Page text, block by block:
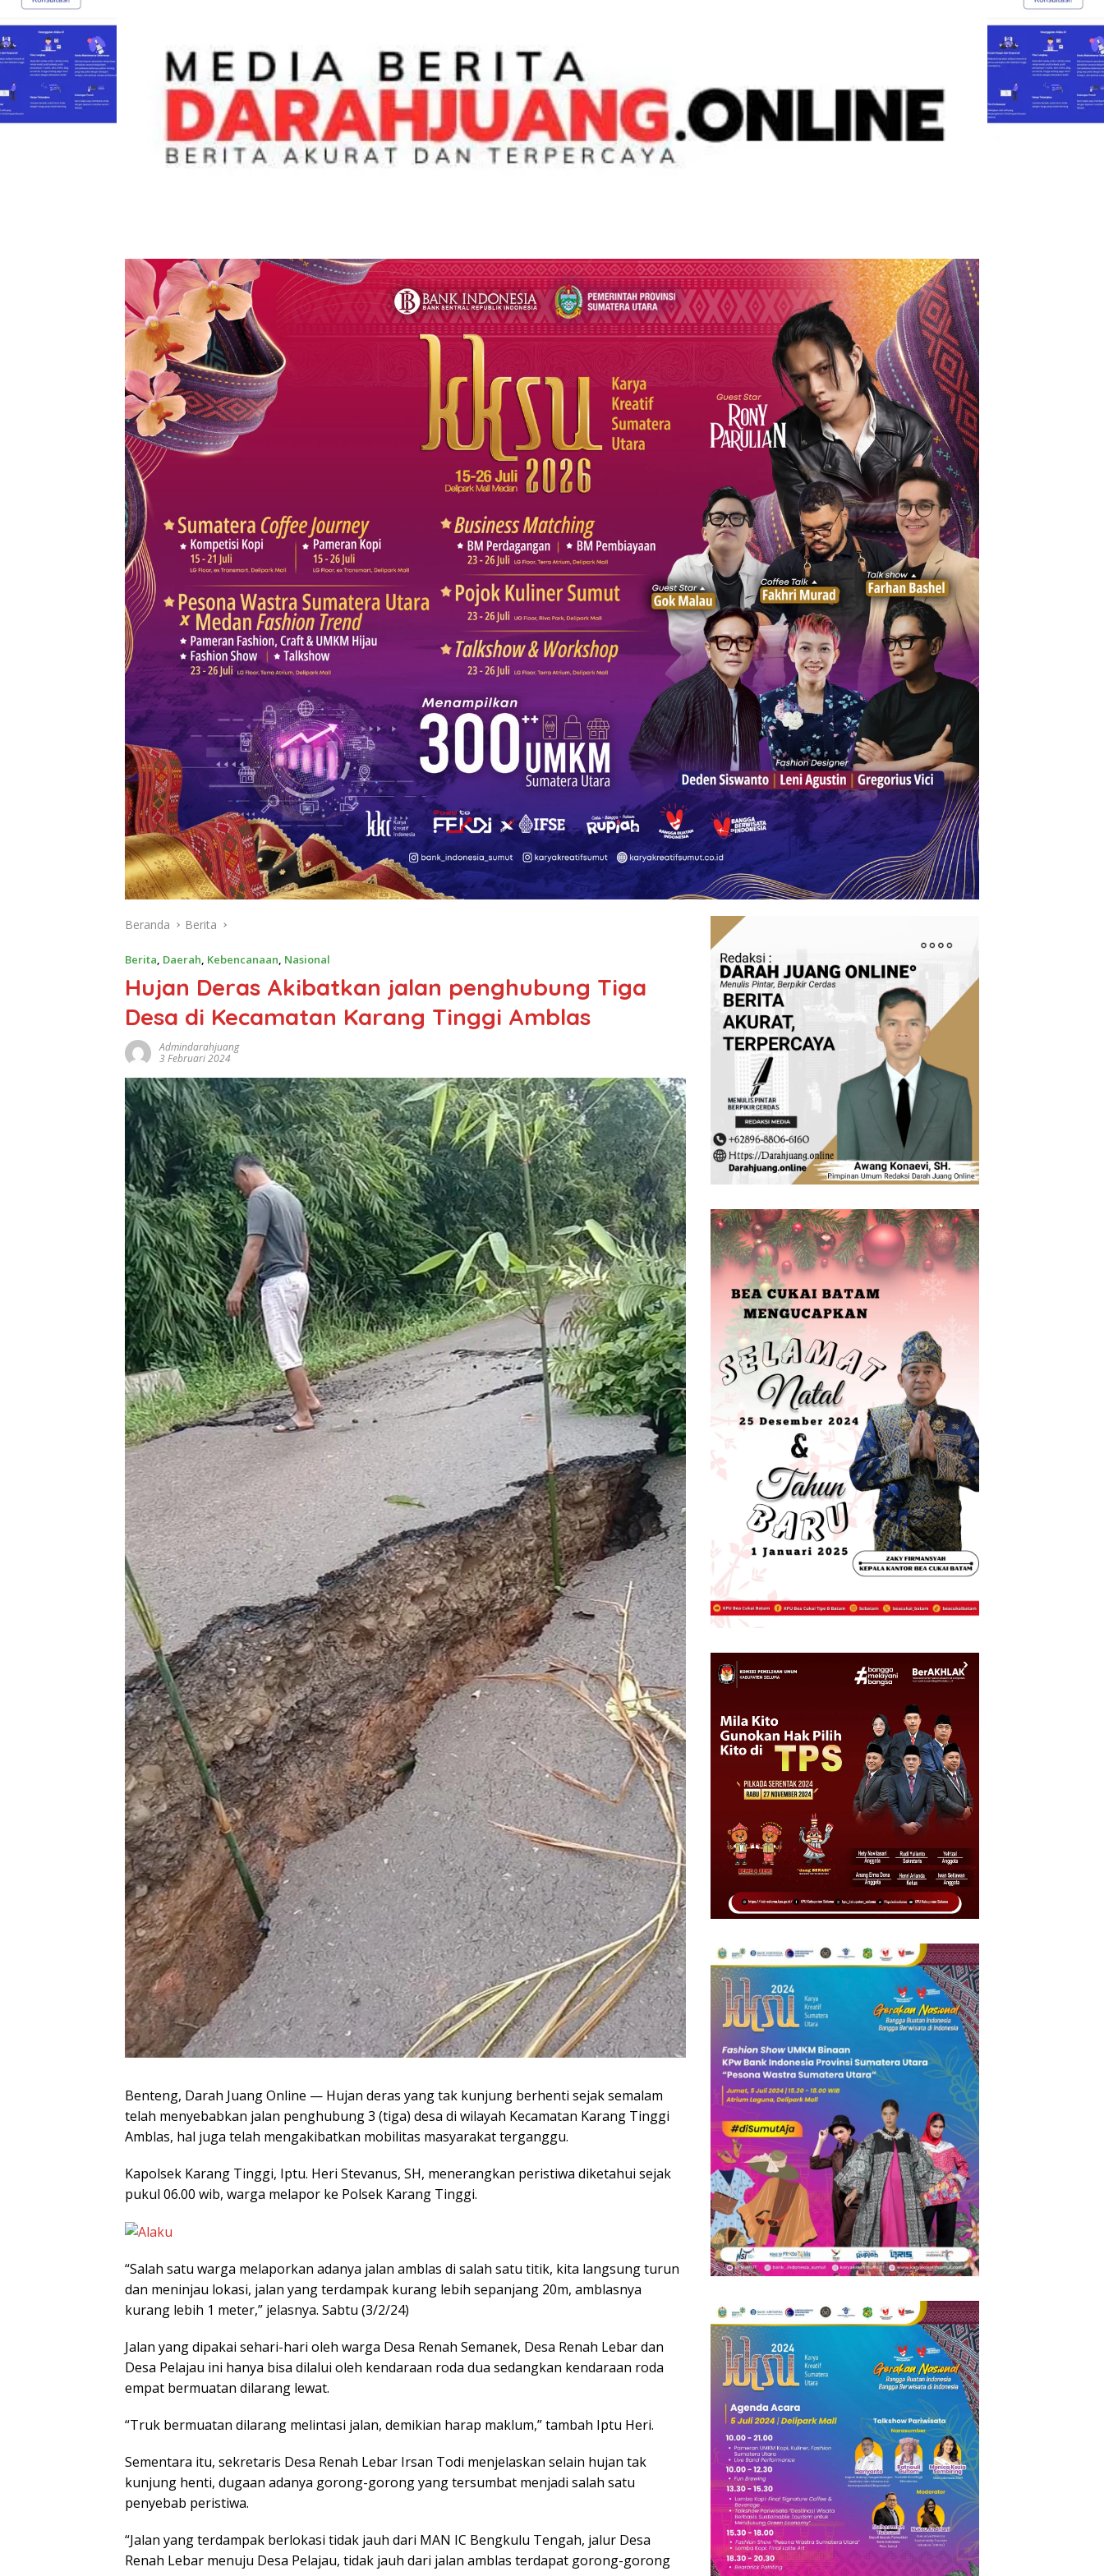
Beranda Berita
Berita, Daerah, Kebencanaan, Nasional
Hujan Deras Akibatkan jalan penghubung Tiga
Desa di Kecamatan Karang Tinggi Amblas
Admindarahjuang
3 Februari 2024
Benteng, Darah Juang Online — Hujan deras yang tak kunjung berhenti sejak semalam
telah menyebabkan jalan penghubung 3 (tiga) desa di wilayah Kecamatan Karang Tinggi
Amblas, hal juga telah mengakibatkan mobilitas masyarakat terganggu.
Kapolsek Karang Tinggi, Iptu. Heri Stevanus, SH, menerangkan peristiwa diketahui sejak
pukul 06.00 wib, warga melapor ke Polsek Karang Tinggi.
“Salah satu warga melaporkan adanya jalan amblas di salah satu titik, kita langsung turun
dan meninjau lokasi, jalan yang terdampak kurang lebih sepanjang 20m, amblasnya
kurang lebih 1 meter,” jelasnya. Sabtu (3/2/24)
Jalan yang dipakai sehari-hari oleh warga Desa Renah Semanek, Desa Renah Lebar dan
Desa Pelajau ini hanya bisa dilalui oleh kendaraan roda dua sedangkan kendaraan roda
empat bermuatan dilarang lewat.
“Truk bermuatan dilarang melintasi jalan, demikian harap maklum,” tambah Iptu Heri.
Sementara itu, sekretaris Desa Renah Lebar Irsan Todi menjelaskan selain hujan tak
kunjung henti, dugaan adanya gorong-gorong yang tersumbat menjadi salah satu
penyebab peristiwa.
“Jalan yang terdampak berlokasi tidak jauh dari MAN IC Bengkulu Tengah, jalur Desa
Renah Lebar menuju Desa Pelajau, tidak jauh dari jalan amblas terdapat gorong-gorong